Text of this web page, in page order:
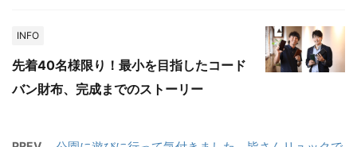
INFO
先着40名様限り！最小を目指したコード
バン財布、完成までのストーリー